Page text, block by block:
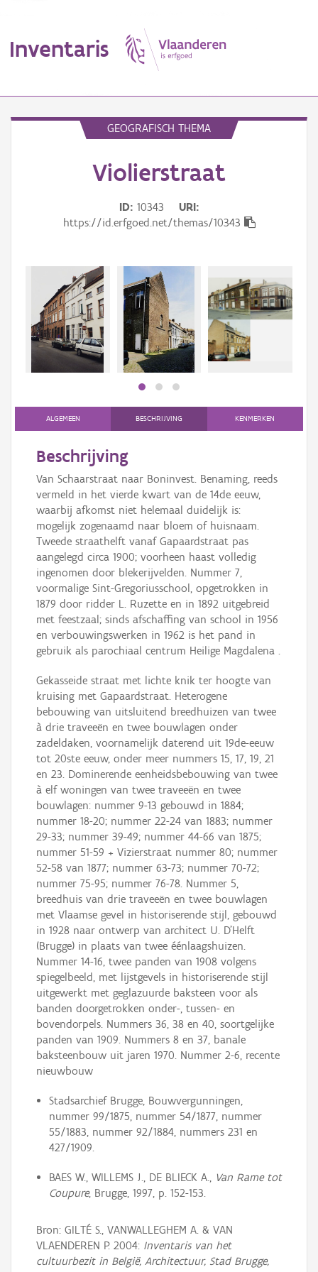
Inventaris
Thema
Gebeurtenis
Persoon of collectief
Downloads
Aanmelden
GEOGRAFISCH THEMA
Violierstraat
ID 10343
URI
https://id.erfgoed.net/themas/10343
ALGEMEEN BESCHRIJVING KENMERKEN
Beschrijving
Van Schaarstraat naar Boninvest. Benaming, reeds
vermeld in het vierde kwart van de 14de eeuw,
waarbij afkomst niet helemaal duidelijk is:
mogelijk zogenaamd naar bloem of huisnaam.
Tweede straathelft vanaf Gapaardstraat pas
aangelegd circa 1900; voorheen haast volledig
ingenomen door blekerijvelden. Nummer 7,
voormalige Sint-Gregoriusschool, opgetrokken in
1879 door ridder L. Ruzette en in 1892 uitgebreid
met feestzaal; sinds afschaffing van school in 1956
en verbouwingswerken in 1962 is het pand in
gebruik als parochiaal centrum Heilige Magdalena .
Gekasseide straat met lichte knik ter hoogte van
kruising met Gapaardstraat. Heterogene
bebouwing van uitsluitend breedhuizen van twee
à drie traveeën en twee bouwlagen onder
zadeldaken, voornamelijk daterend uit 19de-eeuw
tot 20ste eeuw, onder meer nummers 15, 17, 19, 21
en 23. Dominerende eenheidsbebouwing van twee
à elf woningen van twee traveeën en twee
bouwlagen: nummer 9-13 gebouwd in 1884;
nummer 18-20; nummer 22-24 van 1883; nummer
29-33; nummer 39-49; nummer 44-66 van 1875;
nummer 51-59 + Vizierstraat nummer 80; nummer
52-58 van 1877; nummer 63-73; nummer 70-72;
nummer 75-95; nummer 76-78. Nummer 5,
breedhuis van drie traveeën en twee bouwlagen
met Vlaamse gevel in historiserende stijl, gebouwd
in 1928 naar ontwerp van architect U. D'Helft
(Brugge) in plaats van twee éénlaagshuizen.
Nummer 14-16, twee panden van 1908 volgens
spiegelbeeld, met lijstgevels in historiserende stijl
uitgewerkt met geglazuurde baksteen voor als
banden doorgetrokken onder-, tussen- en
bovendorpels. Nummers 36, 38 en 40, soortgelijke
panden van 1909. Nummers 8 en 37, banale
baksteenbouw uit jaren 1970. Nummer 2-6, recente
nieuwbouw
Stadsarchief Brugge, Bouwvergunningen,
nummer 99/1875, nummer 54/1877, nummer
55/1883, nummer 92/1884, nummers 231 en
427/1909.
BAES W., WILLEMS J., DE BLIECK A., Van Rame tot
Coupure, Brugge, 1997, p. 152-153.
Bron: GILTÉ S., VANWALLEGHEM A. & VAN
VLAENDEREN P. 2004: Inventaris van het
cultuurbezit in België, Architectuur, Stad Brugge,